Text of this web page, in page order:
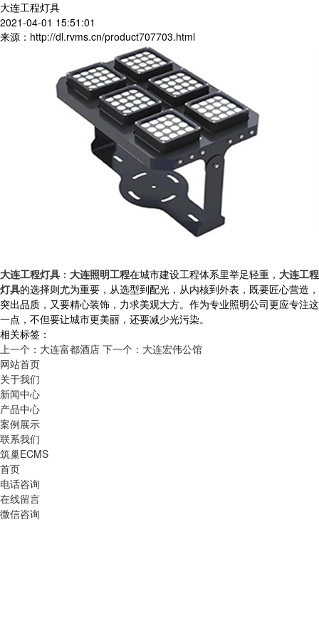
大连工程灯具
2021-04-01 15:51:01
来源：http://dl.rvms.cn/product707703.html
大连工程灯具 ： 大连照明工程在城市建设工程体系里举足轻重， 大连工程
灯具的选择则尤为重要，从选型到配光，从内核到外表，既要匠心营造，
突出品质，又要精心装饰，力求美观大方。作为专业照明公司更应专注这
一点，不但要让城市更美丽，还要减少光污染。
相关标签：
上一个：大连富都酒店 下一个：大连宏伟公馆
网站首页
关于我们
新闻中心
产品中心
案例展示
联系我们
筑巢ECMS
首页
电话咨询
在线留言
微信咨询